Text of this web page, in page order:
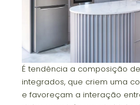
É tendência a composição
integrados, que criem uma
e favoreçam a interação